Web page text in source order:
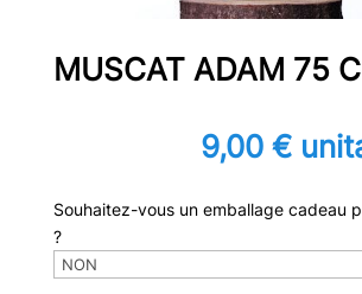
MUSCAT ADAM 75
9,00€
Souhaitez-vous un emballage cadeau
?